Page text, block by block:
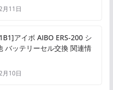
月11日
アイボ AIBO ERS-200 シ
バッテリーセル交換 関連情
月10日